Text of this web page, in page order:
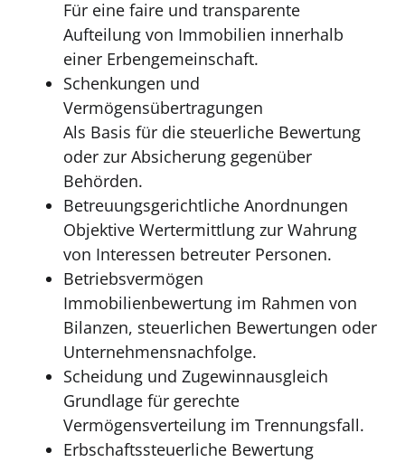
Für eine faire und transparente
Aufteilung von Immobilien innerhalb
einer Erbengemeinschaft.
Schenkungen und
Vermögensübertragungen
Als Basis für die steuerliche Bewertung
oder zur Absicherung gegenüber
Behörden.
Betreuungsgerichtliche Anordnungen
Objektive Wertermittlung zur Wahrung
von Interessen betreuter Personen.
Betriebsvermögen
Immobilienbewertung im Rahmen von
Bilanzen, steuerlichen Bewertungen oder
Unternehmensnachfolge.
Scheidung und Zugewinnausgleich
Grundlage für gerechte
Vermögensverteilung im Trennungsfall.
Erbschaftssteuerliche Bewertung